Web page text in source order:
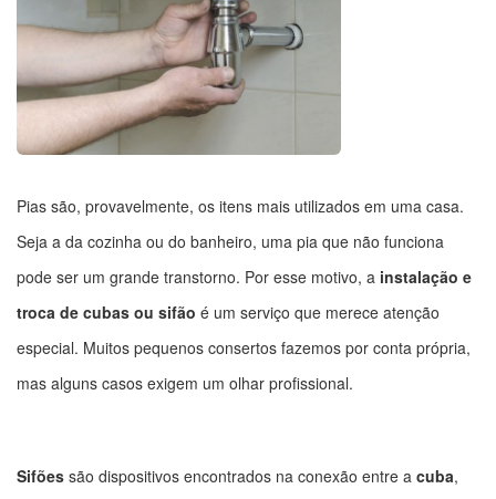
Pias são, provavelmente, os itens mais utilizados em uma casa.
Seja a da cozinha ou do banheiro, uma pia que não funciona
pode ser um grande transtorno. Por esse motivo, a instalação e
troca de cubas ou sifão é um serviço que merece atenção
especial. Muitos pequenos consertos fazemos por conta própria,
mas alguns casos exigem um olhar profissional.
Sifões são dispositivos encontrados na conexão entre a cuba,